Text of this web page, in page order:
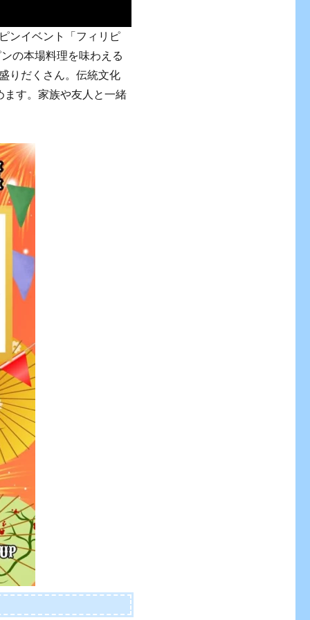
ンイベント「フィリピ
の本場料理を味わえる
りだくさん。伝統文化
ます。家族や友人と一緒